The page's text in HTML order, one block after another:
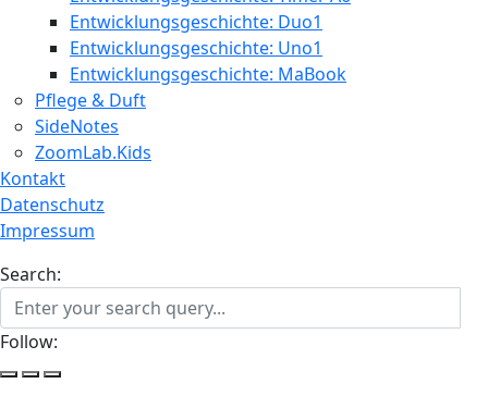
Entwicklungsgeschichte: Duo1
Entwicklungsgeschichte: Uno1
Entwicklungsgeschichte: MaBook
Pflege & Duft
SideNotes
ZoomLab.Kids
Kontakt
Datenschutz
Impressum
Search:
Follow: